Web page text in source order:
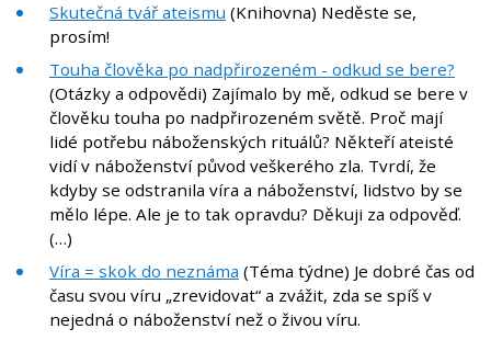
Skutečná tvář ateismu (Knihovna) Neděste se,
prosím!
Touha člověka po nadpřirozeném - odkud se bere?
(Otázky a odpovědi) Zajímalo by mě, odkud se bere v
člověku touha po nadpřirozeném světě. Proč mají
lidé potřebu náboženských rituálů? Někteří ateisté
vidí v náboženství původ veškerého zla. Tvrdí, že
kdyby se odstranila víra a náboženství, lidstvo by se
mělo lépe. Ale je to tak opravdu? Děkuji za odpověď.
(…)
Víra = skok do neznáma (Téma týdne) Je dobré čas od
času svou víru „zrevidovat“ a zvážit, zda se spíš v
nejedná o náboženství než o živou víru.